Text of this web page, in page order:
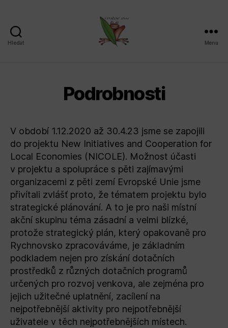
Hledat Menu
Podrobnosti
V období 1.12.2020 až 30.4.23 jsme se zapojili
do projektu New Initiatives and Cooperation for
Local Economies (NICOLE). Možnost účasti
v projektu a spolupráce s pěti zajímavými
organizacemi z pěti zemí Evropské Unie jsme
přivítali zvlášť proto, že tématem projektu bylo
strategické plánování. A to je pro naši místní
akční skupinu téma zásadní a velmi blízké,
protože strategický plán, který opakovaně pro
Rychnovsko zpracováváme, je základním
podkladem nejen pro získání dotačních
prostředků z různých dotačních programů
určených pro rozvoj venkova, ale zejména pro
jejich užitečné uplatnění, zacílení na
nejpotřebnější aktivity pro nejpotřebnější
uživatele v těch nejpotřebnějších místech.